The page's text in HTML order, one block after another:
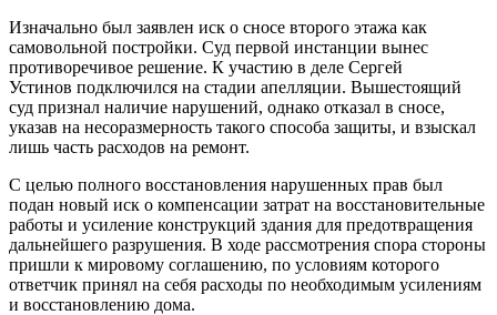
Изначально был заявлен иск о сносе второго этажа как
самовольной постройки. Суд первой инстанции вынес
противоречивое решение. К участию в деле Сергей
Устинов подключился на стадии апелляции. Вышестоящий
суд признал наличие нарушений, однако отказал в сносе,
указав на несоразмерность такого способа защиты, и взыскал
лишь часть расходов на ремонт.
С целью полного восстановления нарушенных прав был
подан новый иск о компенсации затрат на восстановительные
работы и усиление конструкций здания для предотвращения
дальнейшего разрушения. В ходе рассмотрения спора стороны
пришли к мировому соглашению, по условиям которого
ответчик принял на себя расходы по необходимым усилениям
и восстановлению дома.